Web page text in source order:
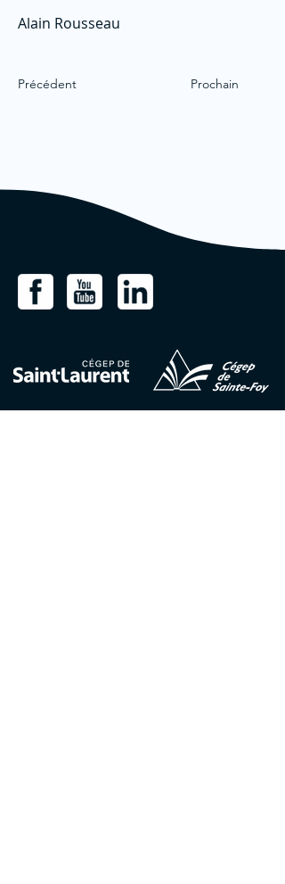
Alain Rousseau
Précédent Prochain